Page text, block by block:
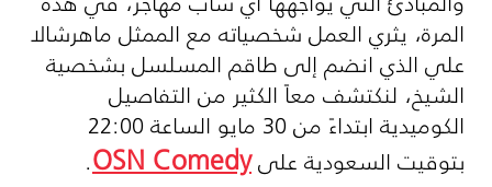
المرة، يثري العمل شخصياته مع الممثل ماهرشالا
علي الذي انضم إلى طاقم المسلسل بشخصية
الشيخ، لنكتشف معاً الكثير من التفاصيل
الكوميدية ابتداءً من 30 مايو الساعة 22:00
بتوقيت السعودية علىOSN Comedy
.